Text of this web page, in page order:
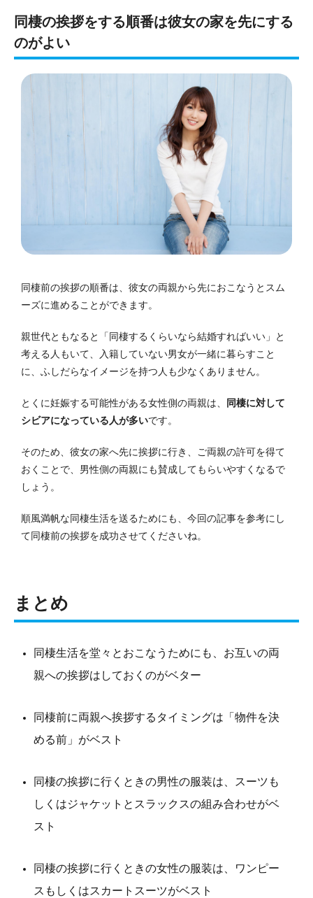
同棲の挨拶をする順番は彼女の家を先にする
のがよい
同棲前の挨拶の順番は、彼女の両親から先におこなうとスム
ーズに進めることができます。
親世代ともなると「同棲するくらいなら結婚すればいい」と
考える人もいて、入籍していない男女が一緒に暮らすこと
に、ふしだらなイメージを持つ人も少なくありません。
とくに妊娠する可能性がある女性側の両親は、
同棲に対して
シビアになっている人が多いです。
そのため、彼女の家へ先に挨拶に行き、ご両親の許可を得て
おくことで、男性側の両親にも賛成してもらいやすくなるで
しょう。
順風満帆な同棲生活を送るためにも、今回の記事を参考にし
て同棲前の挨拶を成功させてくださいね。
まとめ
同棲生活を堂々とおこなうためにも、お互いの両
親への挨拶はしておくのがベター
同棲前に両親へ挨拶するタイミングは「物件を決
める前」がベスト
同棲の挨拶に行くときの男性の服装は、スーツも
しくはジャケットとスラックスの組み合わせがベ
スト
同棲の挨拶に行くときの女性の服装は、ワンピー
スもしくはスカートスーツがベスト